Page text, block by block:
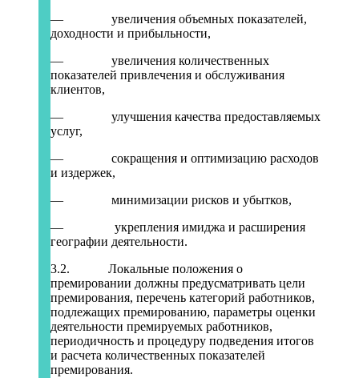
— увеличения объемных показателей,
доходности и прибыльности,
— увеличения количественных
показателей привлечения и обслуживания
клиентов,
— улучшения качества предоставляемых
услуг,
— сокращения и оптимизацию расходов
и издержек,
— минимизации рисков и убытков,
— укрепления имиджа и расширения
географии деятельности.
3.2. Локальные положения о
премировании должны предусматривать цели
премирования, перечень категорий работников,
подлежащих премированию, параметры оценки
деятельности премируемых работников,
периодичность и процедуру подведения итогов
и расчета количественных показателей
премирования.